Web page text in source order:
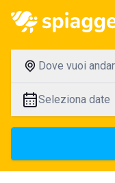
Dove vuoi
Seleziona date